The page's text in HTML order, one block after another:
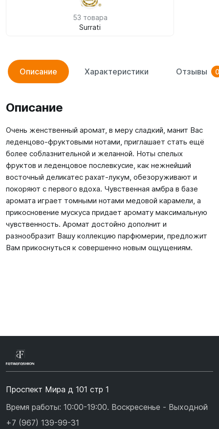
53 товара
Surrati
Описание Характеристики Отзывы 0
Описание
Очень женственный аромат, в меру сладкий, манит Вас
леденцово-фруктовыми нотами, приглашает стать ещё
более соблазнительной и желанной. Ноты спелых
фруктов и леденцовое послевкусие, как нежнейший
восточный деликатес рахат-лукум, обезоруживают и
покоряют с первого вдоха. Чувственная амбра в базе
аромата играет томными нотами медовой карамели, а
прикосновение мускуса придает аромату максимальную
чувственность. Аромат достойно дополнит и
разнообразит Вашу коллекцию парфюмерии, предложит
Вам прикоснуться к совершенно новым ощущениям.
Проспект Мира д 101 стр 1
Время работы: 10:00-19:00. Воскресенье - Выходной
+7 (967) 139-99-31